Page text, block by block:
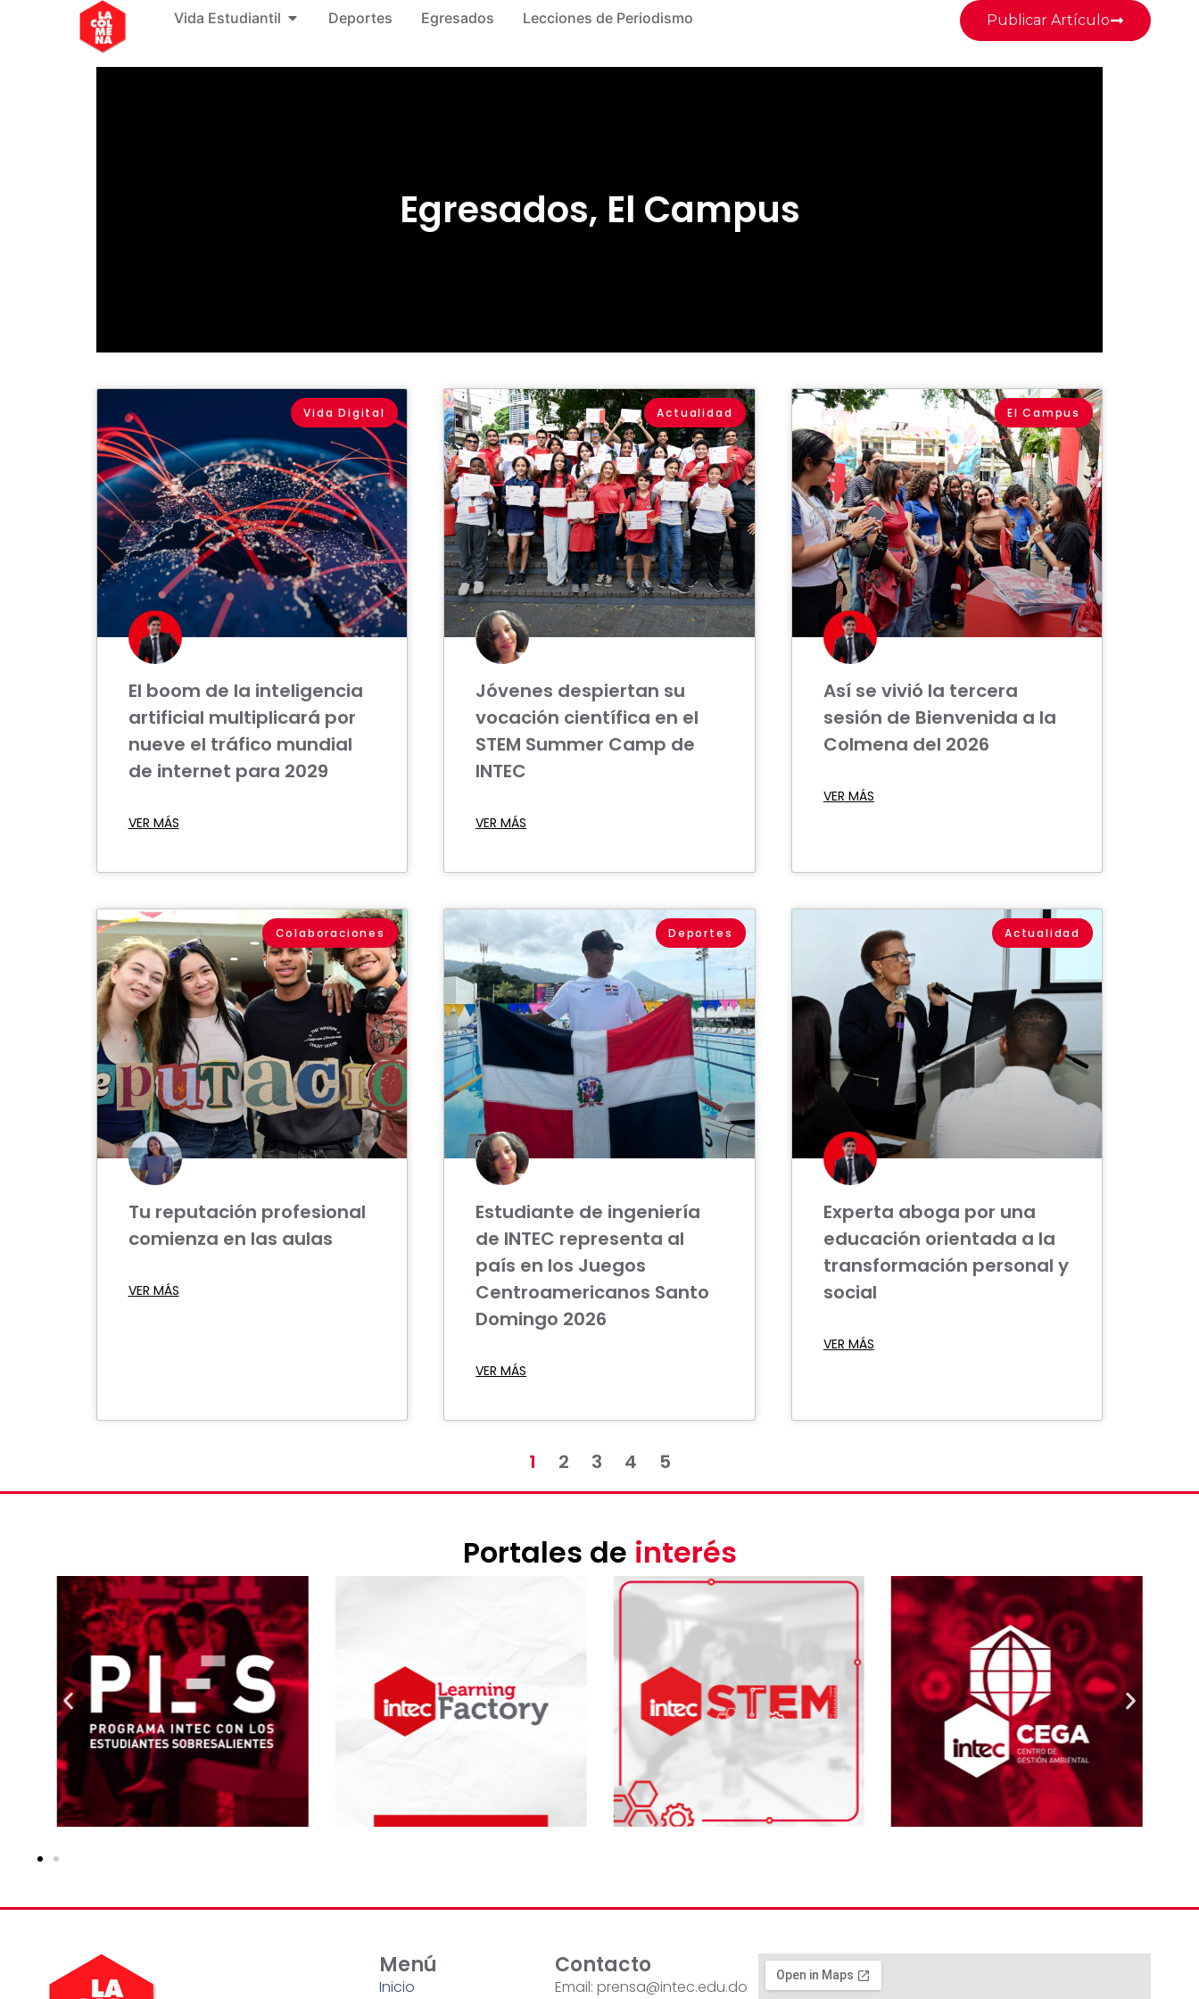
Vida Estudiantil Deportes Egresados Lecciones de Periodismo Publicar Artículo
Egresados, El Campus
Vida Digital
El boom de la inteligencia
artificial multiplicará por
nueve el tráfico mundial
de internet para 2029
VER MÁS
Actualidad
Jóvenes despiertan su
vocación científica en el
STEM Summer Camp de
INTEC
VER MÁS
El Campus
Así se vivió la tercera
sesión de Bienvenida a la
Colmena del 2026
VER MÁS
Colaboraciones
Tu reputación profesional
comienza en las aulas
VER MÁS
Deportes
Estudiante de ingeniería
de INTEC representa al
país en los Juegos
Centroamericanos Santo
Domingo 2026
VER MÁS
Actualidad
Experta aboga por una
educación orientada a la
transformación personal y
social
VER MÁS
1 2 3 4 5
Portales de interés
Menú
Inicio
Contacto
Email: prensa@intec.edu.do